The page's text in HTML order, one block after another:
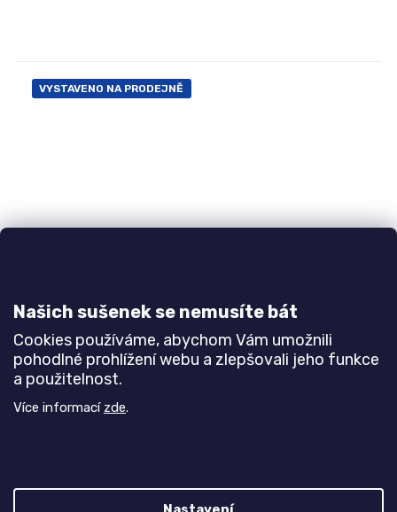
Našich sušenek se nemusíte bát
Cookies používáme, abychom Vám umožnili
pohodlné prohlížení webu a zlepšovali jeho funkce
a použitelnost.
Více informací zde.
VYSTAVENO NA PRODEJNĚ
Do 3-6 týdnů
40 178 Kč
Délka pracovní desky 240 cm.